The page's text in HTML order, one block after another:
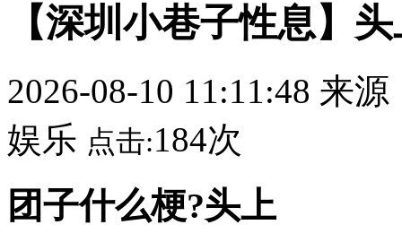
【深圳小巷子性息】
2026-08-10 11:11:48 来源
娱乐 点击:184次
团子什么梗?头上